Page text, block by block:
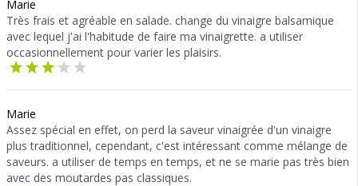
Marie
Très frais et agréable en salade. change du vinaigre balsamique
avec lequel j'ai l'habitude de faire ma vinaigrette. a utiliser
occasionnellement pour varier les plaisirs.
Marie
Assez spécial en effet, on perd la saveur vinaigrée d'un vinaigre
plus traditionnel, cependant, c'est intéressant comme mélange de
saveurs. a utiliser de temps en temps, et ne se marie pas très bien
avec des moutardes pas classiques.